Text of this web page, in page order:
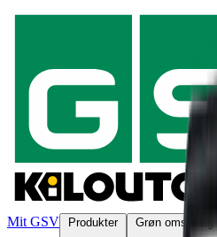
Mit GSV Produkter Grøn omstilling